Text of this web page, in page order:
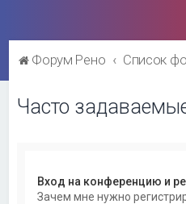
Форум Рено
Часто
Вход на конференцию и
Зачем мне нужно